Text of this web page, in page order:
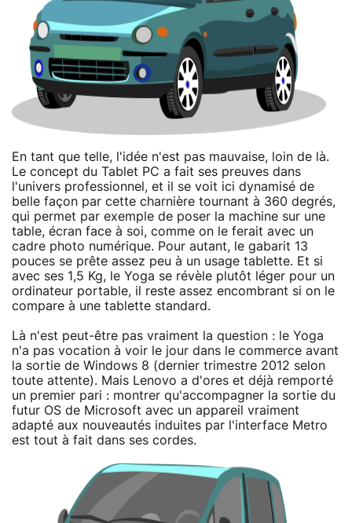
En tant que telle, l'idée n'est pas mauvaise, loin de là.
Le concept du Tablet PC a fait ses preuves dans
l'univers professionnel, et il se voit ici dynamisé de
belle façon par cette charnière tournant à 360 degrés,
qui permet par exemple de poser la machine sur une
table, écran face à soi, comme on le ferait avec un
cadre photo numérique. Pour autant, le gabarit 13
pouces se prête assez peu à un usage tablette. Et si
avec ses 1,5 Kg, le Yoga se révèle plutôt léger pour un
ordinateur portable, il reste assez encombrant si on le
compare à une tablette standard.
Là n'est peut-être pas vraiment la question : le Yoga
n'a pas vocation à voir le jour dans le commerce avant
la sortie de Windows 8 (dernier trimestre 2012 selon
toute attente). Mais Lenovo a d'ores et déjà remporté
un premier pari : montrer qu'accompagner la sortie du
futur OS de Microsoft avec un appareil vraiment
adapté aux nouveautés induites par l'interface Metro
est tout à fait dans ses cordes.